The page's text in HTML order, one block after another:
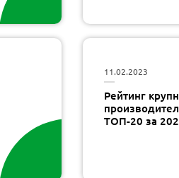
11.02.2023
Рейтинг
ТОП-20 за